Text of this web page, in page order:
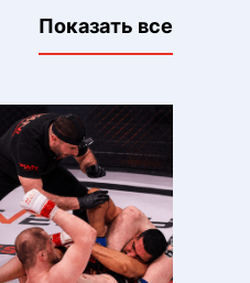
Показать все